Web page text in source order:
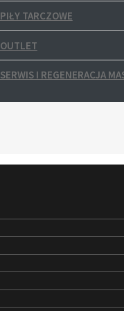
PIŁY TARCZOWE
OUTLET
SERWIS I REGENERACJA